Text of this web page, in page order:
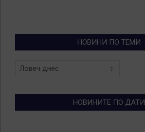
НОВИНИ ПО ТЕМИ
Новини
НОВИНИТЕ ПО ДАТИ